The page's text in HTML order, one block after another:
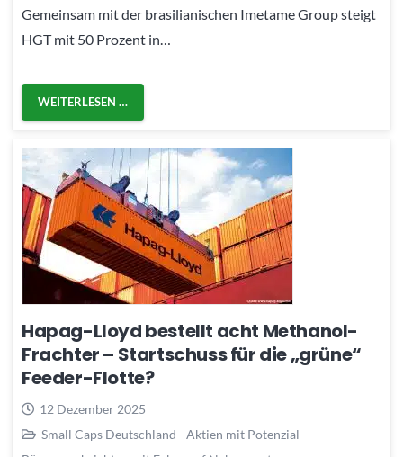
Gemeinsam mit der brasilianischen Imetame Group steigt
HGT mit 50 Prozent in…
WEITERLESEN …
Hapag-Lloyd bestellt acht Methanol-
Frachter – Startschuss für die „grüne“
Feeder-Flotte?
12 Dezember 2025
Small Caps Deutschland - Aktien mit Potenzial